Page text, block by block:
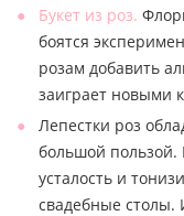
Букет из роз.
боятся
розам добавить
заиграет новыми
Лепестки роз
большой пользой.
усталость и
свадебные